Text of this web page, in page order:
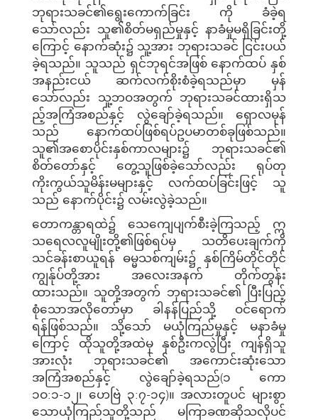
ဘုရားသခင်၏ရွေးကောက်ခြင်း ကို ခံခဲ့ရ
သော်လည်း သူ၏စိတ်မရှည်မှုနှင့် နာခံမှုမရှိခြင်းတို့
ကြောင့် နောက်ဆုံး၌ သူ့အား ဘုရားသခင် ငြင်းပယ်
ခဲ့ရသည်။ သူသည် ရှင်ဘုရင်အဖြစ် နောက်ထပ် နှစ်
အနည်းငယ် ဆက်လက်စိုးစံခဲ့ရသည်မှာ မှန်
သော်လည်း သူ့ဘဝအတွက် ဘုရားသခင်ထားရှိသ
ည့်အကြံအစည်နှင့် လွဲချော်ခဲ့ရသည်။ ရှောလမုန်
သည် နောက်ထပ်ဖြစ်ရပ်ဥပမာတစ်ခုဖြစ်သည်။
သူ၏အစောပိုင်းနှစ်ကာလများ၌ ဘုရားသခင်၏
စိတ်တော်နှင့် တွေ့သူဖြစ်ခဲ့သော်လည်း ရုပ်တု
ကိုးကွယ်သူမိန်းမများနှင့် လက်ထပ်ခြင်းဖြင့် သူ
သည် နောက်ပိုင်း၌ လမ်းလွဲခဲ့သည်။
တောကန္တာရထဲ၌ သေကျေပျက်စီးခဲ့ကြသည့် ဣ
သရေလလူမျိုးတို့၏ဖြစ်ရပ်မှ သတိပေးချက်ကို
သင်ခန်းစာယူရန် ဓမ္မသစ်ကျမ်း၌ နှစ်ကြိမ်တိုင်တိုင်
ကျွန်ုပ်တို့အား အလေးအနက် တိုက်တွန်း
ထားသည်။ သူတို့အတွက် ဘုရားသခင်၏ ပြီးပြည့်
စုံသောအလိုတော်မှာ ခါနန်ပြည်သို့ ဝင်ရောက်
ရန်ဖြစ်သည်။ သို့သော် မယုံကြည်မှုနှင့် မနာခံမှု
ကြောင့် ထိုသူတို့အထဲမှ နှစ်ဦးကလွဲပြီး ကျန်ရှိသူ
အားလုံး ဘုရားသခင်၏ အကောင်းဆုံးသော
အကြံအစည်နှင့် လွဲချော်ခဲ့ရသည်(၁ ကော
၁ဝ:၁-၁၂၊ ဟေဗြဲ ၃:၇-၁၄)။ အလားတူပင် များစွာ
သောယုံကြည်သူတို့သည် မကြာခဏဆိုသလိုပင်